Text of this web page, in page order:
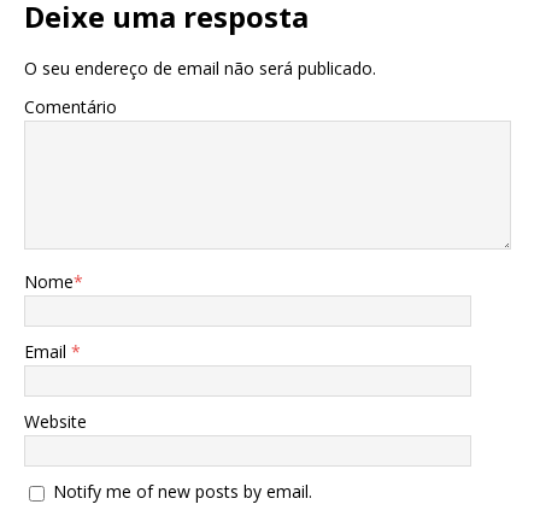
Deixe uma resposta
O seu endereço de email não será publicado.
Comentário
Nome*
Email *
Website
Notify me of new posts by email.